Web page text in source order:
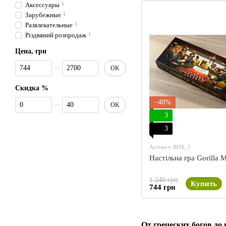
−40%
3
3
Артикул: ROX_1
Настільна гра Gorilla
1 240 грн
744 грн Купить
Аксессуары 1
Зарубежные 1
Развлекательные 1
Різдвяний розпродаж 1
Цена, грн
От Цена, грн
До Цена, грн
OK
Скидка %
От Скидка %
До Скидка %
OK